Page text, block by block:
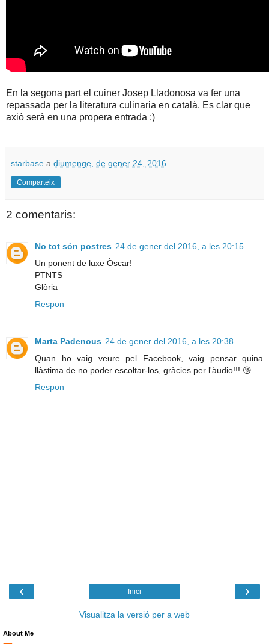
En la segona part el cuiner Josep Lladonosa va fer una
repassada per la literatura culinaria en català. Es clar que
axiò serà en una propera entrada :)
starbase a diumenge, de gener 24, 2016
Comparteix
2 comentaris:
No tot són postres 24 de gener del 2016, a les 20:15
Un ponent de luxe Òscar!
PTNTS
Glòria
Respon
Marta Padenous 24 de gener del 2016, a les 20:38
Quan ho vaig veure pel Facebook, vaig pensar quina
llàstima de no poder escoltar-los, gràcies per l'àudio!!! 😘
Respon
‹ ›
Inici
Visualitza la versió per a web
About Me